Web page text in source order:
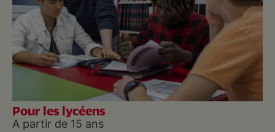
Pour les lycéens
A partir de 15 ans